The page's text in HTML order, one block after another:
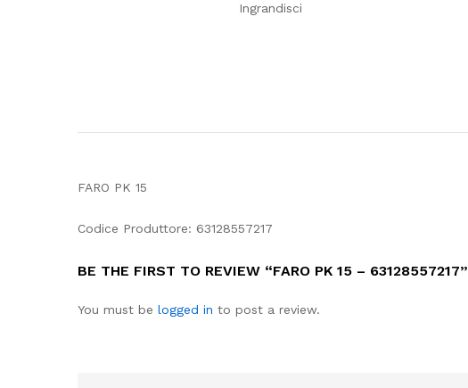
Ingrandisci
FARO PK 15
Codice Produttore: 63128557217
BE THE FIRST TO REVIEW “FARO PK 15 – 63128557217”
You must be logged in to post a review.